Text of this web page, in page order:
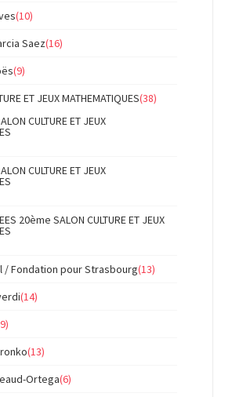
(10)
Saez(16)
(9)
ET JEUX MATHEMATIQUES(38)
CULTURE ET JEUX
CULTURE ET JEUX
20ème SALON CULTURE ET JEUX
/ Fondation pour Strasbourg(13)
(14)
(13)
Ortega(6)